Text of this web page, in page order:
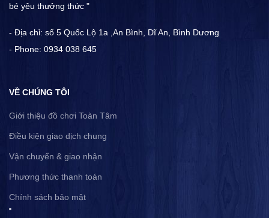
bé yêu thưởng thức "
- Địa chỉ: số 5 Quốc Lộ 1a ,An Bình, Dĩ An, Bình Dương
- Phone: 0934 038 645
VỀ CHÚNG TÔI
Giới thiệu đồ chơi Toàn Tâm
Điều kiện giao dịch chung
Vận chuyển & giao nhận
Phương thức thanh toán
Chính sách bảo mật